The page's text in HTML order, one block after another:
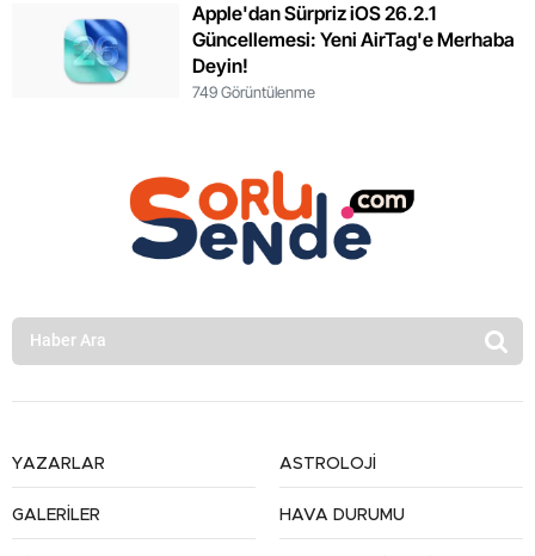
Apple'dan Sürpriz iOS 26.2.1
Güncellemesi: Yeni AirTag'e Merhaba
Deyin!
749 Görüntülenme
YAZARLAR
GALERİLER
ASTROLOJİ
HAVA DURUMU